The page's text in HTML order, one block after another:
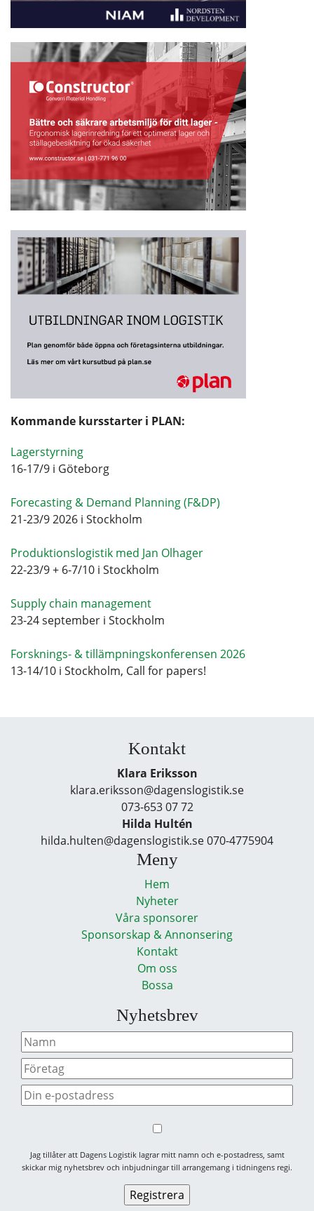
Kommande kursstarter i PLAN:
Lagerstyrning
16-17/9 i Göteborg
Forecasting & Demand Planning (F&DP)
21-23/9 2026 i Stockholm
Produktionslogistik med Jan Olhager
22-23/9 + 6-7/10 i Stockholm
Supply chain management
23-24 september i Stockholm
Forsknings- & tillämpningskonferensen 2026
13-14/10 i Stockholm, Call for papers!
Kontakt
Klara Eriksson
klara.eriksson@dagenslogistik.se
073-653 07 72
Hilda Hultén
hilda.hulten@dagenslogistik.se 070-4775904
Meny
Hem
Nyheter
Våra sponsorer
Sponsorskap & Annonsering
Kontakt
Om oss
Bossa
Nyhetsbrev
Jag tillåter att Dagens Logistik lagrar mitt namn och e-postadress, samt
skickar mig nyhetsbrev och inbjudningar till arrangemang i tidningens regi.